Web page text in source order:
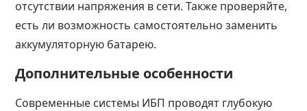
отсутствии напряжения в сети. Также проверяйте,
есть ли возможность самостоятельно заменить
аккумуляторную батарею.
Дополнительные особенности
Современные системы ИБП проводят глубокую